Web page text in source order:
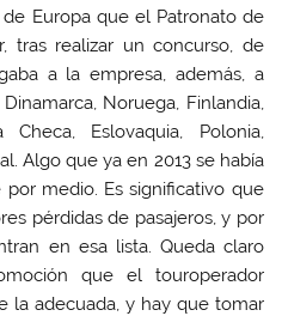
Europa que el Patronato de
tras realizar un concurso, de
a la empresa, además, a
Noruega, Finlandia,
Checa, Eslovaquia, Polonia,
Algo que ya en 2013 se había
medio. Es significativo que
pérdidas de pasajeros, y por
en esa lista. Queda claro
que el touroperador
la adecuada, y hay que tomar